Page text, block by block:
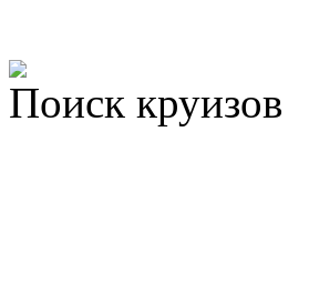
Поиск круизов